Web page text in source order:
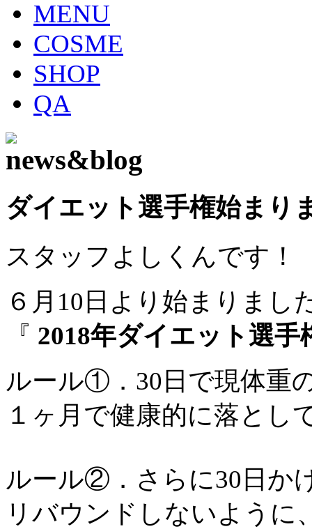
MENU
COSME
SHOP
QA
ダイエット選手権始まり
スタッフよしくんです！
６月10日より始まりまし
『 2018年ダイエット選手
ルール①．30日で現体重
１ヶ月で健康的に落とし
ルール②．さらに30日か
リバウンドしないように